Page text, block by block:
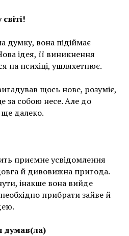
думку, вона підіймає
ідея, її виникнення
на психіці, ушляхетнює.
щось нове, розуміє,
за собою несе. Але до
ще далеко.
приємне усвідомлення
й дивовижна пригода.
інакше вона вийде
прибрати зайве й
думав(ла)